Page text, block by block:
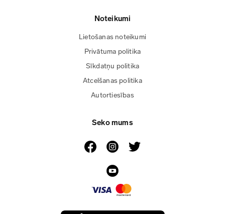
Noteikumi
Lietošanas noteikumi
Privātuma politika
Sīkdatņu politika
Atcelšanas politika
Autortiesības
Seko mums